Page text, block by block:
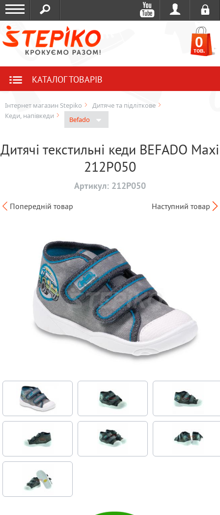
0
тов.
КАТАЛОГ ТОВАРІВ
Інтернет магазин Stepiko
Дитяче та підліткове
Кеди, напівкеди
Befado
Дитячі текстильні кеди BEFADO Maxi
212P050
Артикул: 212P050
Попередній товар Наступний товар